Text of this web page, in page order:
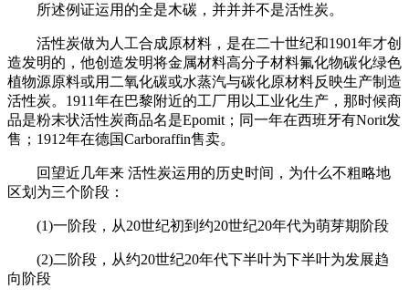
所述例证运用的全是木碳，并并并不是活性炭。
活性炭做为人工合成原材料，是在二十世纪和1901年才创
造发明的，他创造发明将金属材料高分子材料氟化物碳化绿色
植物源原料或用二氧化碳或水蒸汽与碳化原材料反映生产制造
活性炭。1911年在巴黎附近的工厂用以工业化生产，那时候商
品是粉末状活性炭商品名是Epomit；同一年在西班牙有Norit发
售；1912年在德国Carboraffin售卖。
回望近几年来 活性炭运用的历史时间，为什么不粗略地
区划为三个阶段：
(1)一阶段，从20世纪初到约20世纪20年代为萌芽期阶段
(2)二阶段，从约20世纪20年代下半叶为下半叶为发展趋
向阶段